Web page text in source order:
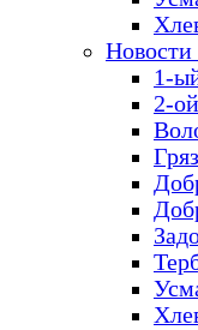
Новости
1-
2-